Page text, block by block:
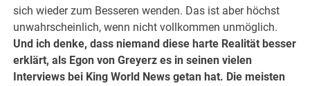
sich wieder zum Besseren wenden. Das ist aber höchst
unwahrscheinlich, wenn nicht vollkommen unmöglich.
Und ich denke, dass niemand diese harte Realität besser
erklärt, als Egon von Greyerz es in seinen vielen
Interviews bei King World News getan hat. Die meisten